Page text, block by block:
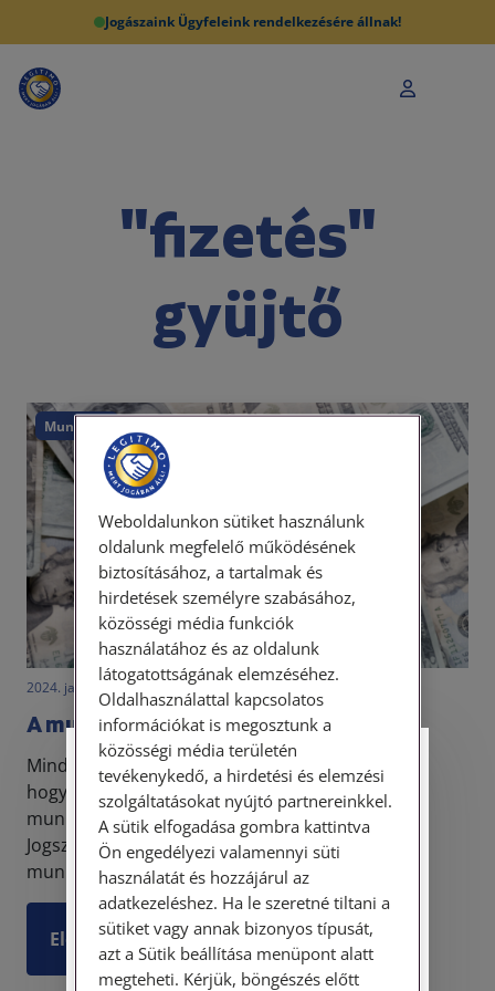
Jogászaink Ügyfeleink rendelkezésére állnak!
"fizetés"
gyüjtő
Munkajog
2024. január 2. • LegitiMoadmin
A munkabér védelme
Minden munkaviszony igen hangsúlyos kérdése,
hogy a munkáltató mikor, hogyan és mennyi
munkabért fizet meg a munkavállalónak.
Jogszabályaink azt a kérdést, hogy a mennyi a
munkavállaló munkabére, l...
Elolvasom
Személyes ügyfélfogadás
Tisztelt Ügyfeleink!
Személyes ügyfélszolgálatunk telefonon
történő előzetes időpontegyeztetés után,
szerdai napokon érhető el.
Címünk: 1087 Budapest, Hungária körút
30/A. 8. emelet. Pontos megközelítési
Weboldalunkon sütiket használunk
oldalunk megfelelő működésének
biztosításához, a tartalmak és
hirdetések személyre szabásához,
közösségi média funkciók
használatához és az oldalunk
látogatottságának elemzéséhez.
Oldalhasználattal kapcsolatos
információkat is megosztunk a
közösségi média területén
tevékenykedő, a hirdetési és elemzési
szolgáltatásokat nyújtó partnereinkkel.
A sütik elfogadása gombra kattintva
Ön engedélyezi valamennyi süti
használatát és hozzájárul az
adatkezeléshez. Ha le szeretné tiltani a
sütiket vagy annak bizonyos típusát,
azt a Sütik beállítása menüpont alatt
megteheti. Kérjük, böngészés előtt